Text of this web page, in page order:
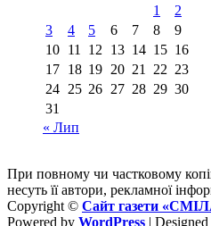
1
2
3
4 5 6 7 8
9
10 11 12 13 14 15 16
17 18 19 20 21 22 23
24 25 26 27 28 29 30
31
« Лип
При повному чи частковому
несуть її автори, рекламної
Copyright © Сайт газети
Powered by WordPress |